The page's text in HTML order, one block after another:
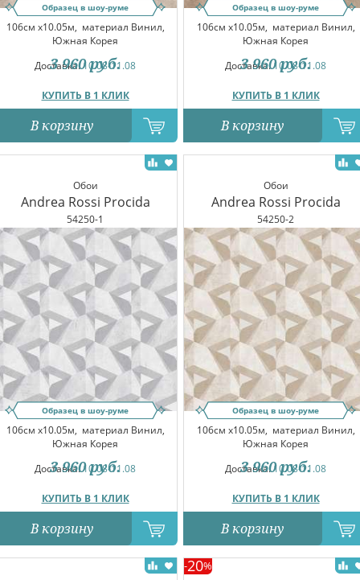
Образец в шоу-руме
106см x10.05м, материал Винил,
Южная Корея
Доставка:10.08-11.08
КУПИТЬ В 1 КЛИК
3 960 руб.
В корзину
Образец в шоу-руме
106см x10.05м, материал Винил,
Южная Корея
Доставка:10.08-11.08
КУПИТЬ В 1 КЛИК
3 960 руб.
В корзину
Обои
Andrea Rossi Procida
54250-1
Образец в шоу-руме
106см x10.05м, материал Винил,
Южная Корея
Доставка:10.08-11.08
КУПИТЬ В 1 КЛИК
3 960 руб.
В корзину
Обои
Andrea Rossi Procida
54250-2
Образец в шоу-руме
106см x10.05м, материал Винил,
Южная Корея
Доставка:10.08-11.08
КУПИТЬ В 1 КЛИК
3 960 руб.
В корзину
-20%